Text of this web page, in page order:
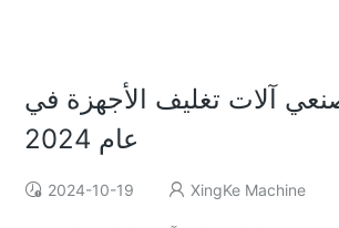
آلات تغليف الأجهزة في
عام 2024
2024-10-19 XingKe Machine